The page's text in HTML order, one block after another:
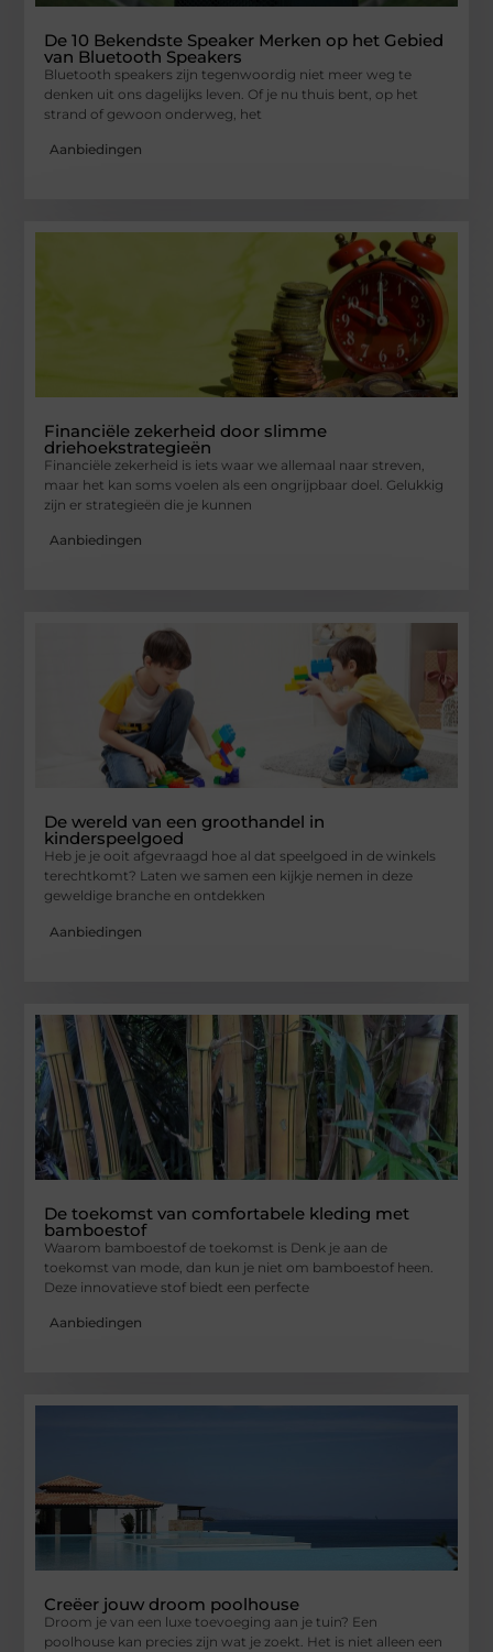
De 10 Bekendste Speaker Merken op het Gebied
van Bluetooth Speakers
Bluetooth speakers zijn tegenwoordig niet meer weg te
denken uit ons dagelijks leven. Of je nu thuis bent, op het
strand of gewoon onderweg, het
Aanbiedingen
Financiële zekerheid door slimme
driehoekstrategieën
Financiële zekerheid is iets waar we allemaal naar streven,
maar het kan soms voelen als een ongrijpbaar doel. Gelukkig
zijn er strategieën die je kunnen
Aanbiedingen
De wereld van een groothandel in
kinderspeelgoed
Heb je je ooit afgevraagd hoe al dat speelgoed in de winkels
terechtkomt? Laten we samen een kijkje nemen in deze
geweldige branche en ontdekken
Aanbiedingen
De toekomst van comfortabele kleding met
bamboestof
Waarom bamboestof de toekomst is Denk je aan de
toekomst van mode, dan kun je niet om bamboestof heen.
Deze innovatieve stof biedt een perfecte
Aanbiedingen
Creëer jouw droom poolhouse
Droom je van een luxe toevoeging aan je tuin? Een
poolhouse kan precies zijn wat je zoekt. Het is niet alleen een